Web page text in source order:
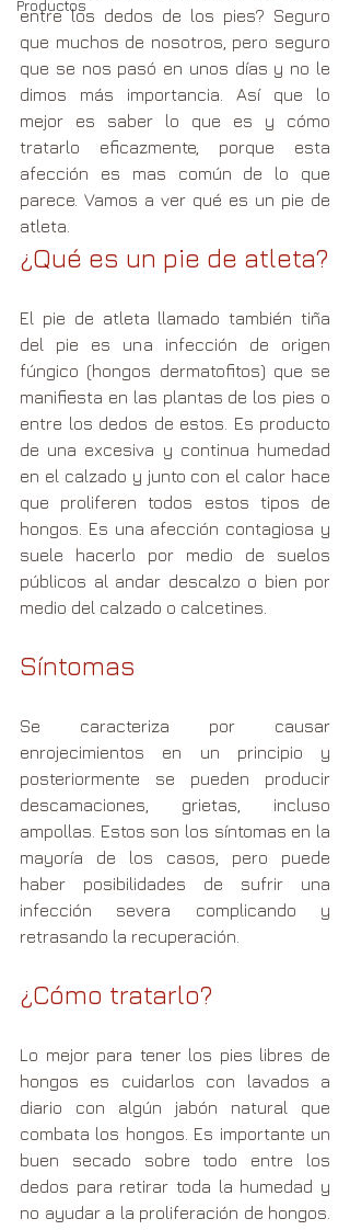
Productos
entre los dedos de los pies? Seguro
que muchos de nosotros, pero seguro
que se nos pasó en unos días y no le
dimos más importancia. Así que lo
mejor es saber lo que es y cómo
tratarlo eficazmente, porque esta
afección es mas común de lo que
parece. Vamos a ver qué es un pie de
atleta.
¿Qué es un pie de atleta?
El pie de atleta llamado también tiña
del pie es una infección de origen
fúngico (hongos dermatofitos) que se
manifiesta en las plantas de los pies o
entre los dedos de estos. Es producto
de una excesiva y continua humedad
en el calzado y junto con el calor hace
que proliferen todos estos tipos de
hongos. Es una afección contagiosa y
suele hacerlo por medio de suelos
públicos al andar descalzo o bien por
medio del calzado o calcetines.
Síntomas
Se caracteriza por causar
enrojecimientos en un principio y
posteriormente se pueden producir
descamaciones, grietas, incluso
ampollas. Estos son los síntomas en la
mayoría de los casos, pero puede
haber posibilidades de sufrir una
infección severa complicando y
retrasando la recuperación.
¿Cómo tratarlo?
Lo mejor para tener los pies libres de
hongos es cuidarlos con lavados a
diario con algún jabón natural que
combata los hongos. Es importante un
buen secado sobre todo entre los
dedos para retirar toda la humedad y
no ayudar a la proliferación de hongos.